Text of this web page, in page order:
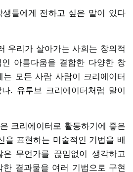
들에게 전하고 싶은 말이 있다
우리가 살아가는 사회는 창의적
아름다움을 결합한 다양한 창
는 모든 사람 사람이 크리에이터
. 유투브 크리에이터처럼 말이
크리에이터로 활동하기에 좋은
을 표현하는 미술적인 기법을 배
무언가를 끊임없이 생각하고
한 결과물을 여러 기법으로 구현